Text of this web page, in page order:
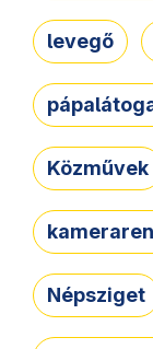
levegő
Közművek
Népsziget